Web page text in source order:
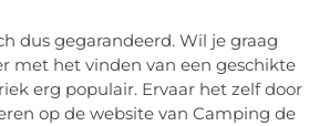
dus gegarandeerd. Wil je graag
met het vinden van een geschikte
erg populair. Ervaar het zelf door
op de website van Camping de